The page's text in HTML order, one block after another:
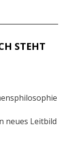
STEHT
neues Leitbild